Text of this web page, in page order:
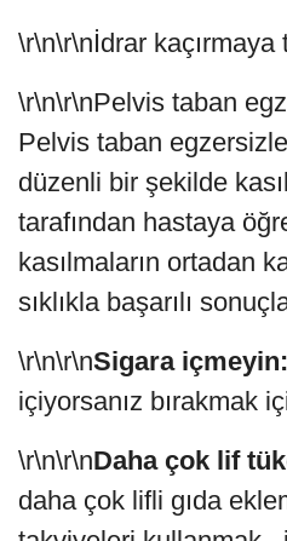
\r\n\r\nİdrar
\r\n\r\nPelvis taban
Pelvis taban
düzenli bir şekilde
tarafından hastaya
kasılmaların ortadan
sıklıkla başarılı
\r\n\r\nSigara içmeyin:
içiyorsanız bırakmak
\r\n\r\nDaha çok lif
daha çok lifli gıda